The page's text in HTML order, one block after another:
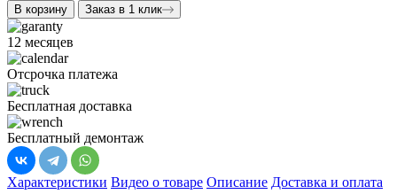
В корзину Заказ в 1 клик
12 месяцев
Отсрочка платежа
Бесплатная доставка
Бесплатный демонтаж
Характеристики Видео о товаре Описание Доставка и оплата